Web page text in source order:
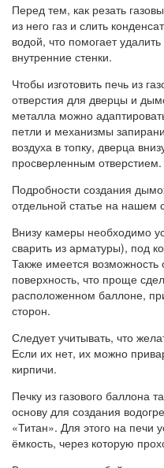
Перед тем, как резать
из него газ и слить
водой, что помогает удалить
внутренние стенки.
Чтобы изготовить печь из
отверстия для дверцы и
металла можно
петли и механизмы
воздуха в топку, дверца
просверленным отверстием.
Подробности создания
отдельной статье на нашем
Внизу камеры необходимо
сварить из арматуры), под
Также имеется возможность
поверхность, что проще
расположенном баллоне,
сторон.
Следует учитывать, что
Если их нет, их можно
кирпичи.
Печку из газового баллона
основу для создания
«Титан». Для этого на печи
ёмкость, через которую